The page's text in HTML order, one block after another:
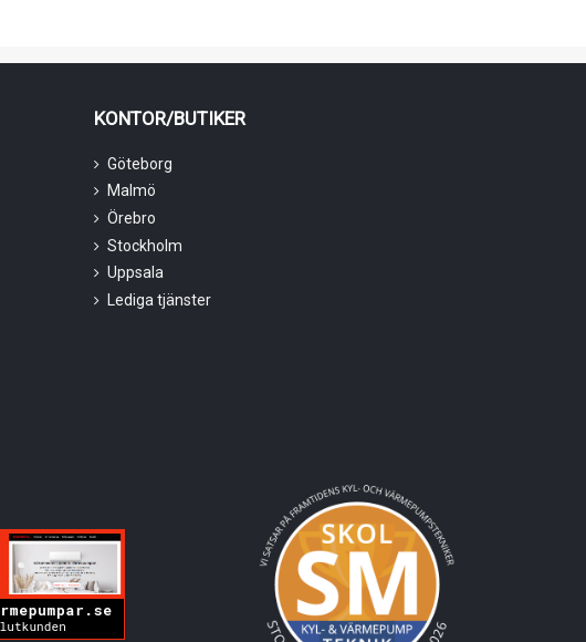
KONTOR/BUTIKER
Göteborg
Malmö
Örebro
Stockholm
Uppsala
Lediga tjänster